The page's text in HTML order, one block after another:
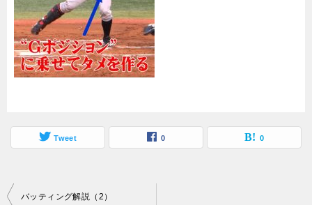
Tweet 0 0
投
バッティング解説（2）